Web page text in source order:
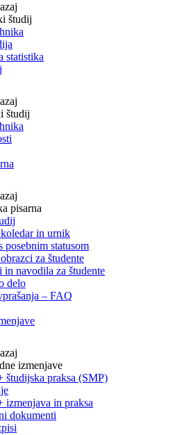
študij
statistika
študij
pisarna
in urnik
posebnim statusom
za študente
navodila za študente
delo
– FAQ
izmenjave
študijska praksa (SMP)
izmenjava in praksa
dokumenti